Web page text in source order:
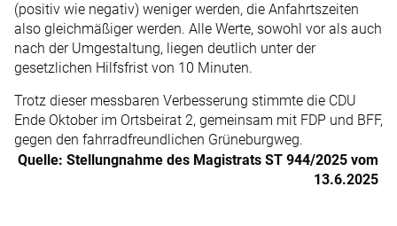
(positiv wie negativ) weniger werden, die Anfahrtszeiten
also gleichmäßiger werden. Alle Werte, sowohl vor als auch
nach der Umgestaltung, liegen deutlich unter der
gesetzlichen Hilfsfrist von 10 Minuten.
Trotz dieser messbaren Verbesserung stimmte die CDU
Ende Oktober im Ortsbeirat 2, gemeinsam mit FDP und BFF,
gegen den fahrradfreundlichen Grüneburgweg.
Quelle: Stellungnahme des Magistrats ST 944/2025 vom
13.6.2025